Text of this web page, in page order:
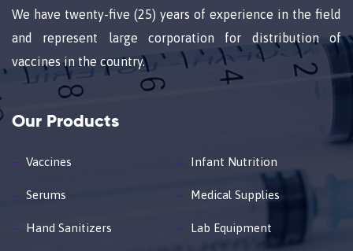
We have twenty-five (25) years of experience in the field
and represent large corporation for distribution of
vaccines in the country.
Our Products
Vaccines Infant Nutrition
Serums Medical Supplies
Hand Sanitizers Lab Equipment